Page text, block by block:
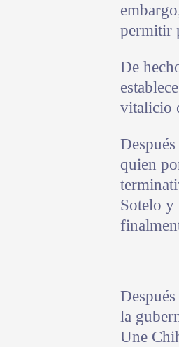
permitir
De
vitalicio
quien
Sotelo y
Después
la
Une